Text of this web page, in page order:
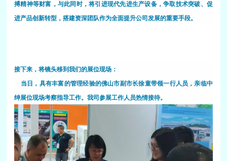
搏精神等财富，与此同时，将引进现代先进生产设备，争取技术突破、促
进产品创新转型，搭建资深团队作为全面提升公司发展的重要手段。
接下来，将镜头移到我们的展位现场：
当日，具有丰富的管理经验的佛山市副市长徐童带领一行人员，亲临中
绅展位现场考察指导工作。我司参展工作人员热情接待。